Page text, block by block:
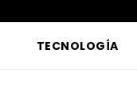
TECNOLOGÍA